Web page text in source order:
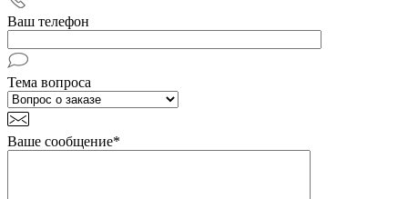
Ваш телефон
Тема вопроса
Ваше сообщение*